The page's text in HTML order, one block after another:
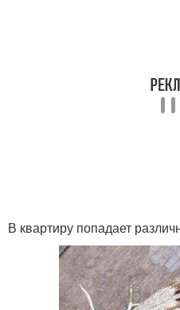
В квартиру попадает